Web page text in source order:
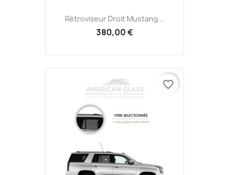
Rétroviseur Droit Mustang...
380,00 €
favorite_border